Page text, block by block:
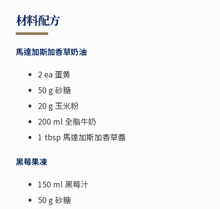
材料配方
馬達加斯加香草奶油
2 ea 蛋黄
50 g 砂糖
20 g 玉米粉
200 ml 全脂牛奶
1 tbsp 馬達加斯加香草醬
黑莓果凍
150 ml 黑莓汁
50 g 砂糖